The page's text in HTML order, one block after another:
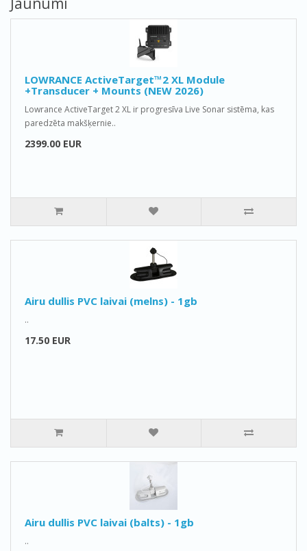
LOWRANCE ActiveTarget™2 XL Module
+Transducer + Mounts (NEW 2026)
Lowrance ActiveTarget 2 XL ir progresīva Live Sonar sistēma, kas
paredzēta makšķernie..
2399.00 EUR
Airu dullis PVC laivai (melns) - 1gb
..
17.50 EUR
Airu dullis PVC laivai (balts) - 1gb
..